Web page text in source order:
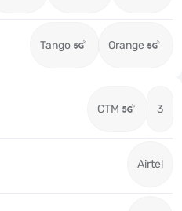
Tango Orange
CTM 3
Airtel